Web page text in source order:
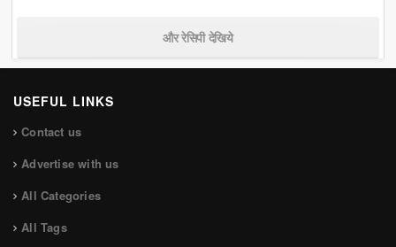
और रेसिपी देखिये
USEFUL LINKS
Contact us
Advertise with us
All Categories
All Tags